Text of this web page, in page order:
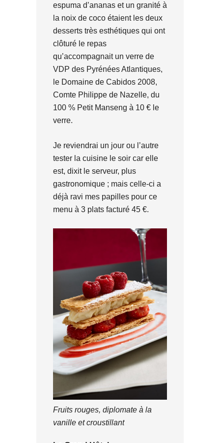
espuma d’ananas et un granité à
la noix de coco étaient les deux
desserts très esthétiques qui ont
clôturé le repas
qu’accompagnait un verre de
VDP des Pyrénées Atlantiques,
le Domaine de Cabidos 2008,
Comte Philippe de Nazelle, du
100 % Petit Manseng à 10 € le
verre.
Je reviendrai un jour ou l’autre
tester la cuisine le soir car elle
est, dixit le serveur, plus
gastronomique ; mais celle-ci a
déjà ravi mes papilles pour ce
menu à 3 plats facturé 45 €.
Fruits rouges, diplomate à la
vanille et croustillant